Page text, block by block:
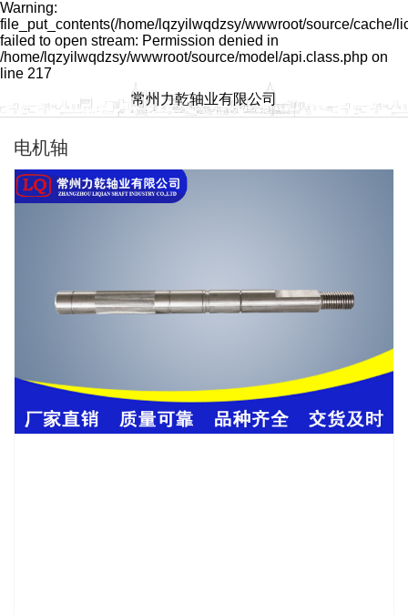
Warning:
file_put_contents(/home/lqzyilwqdzsy/wwwroot/source/cache/
failed to open stream: Permission denied in
/home/lqzyilwqdzsy/wwwroot/source/model/api.class.php on
line 217
常州力乾轴业有限公司
电机轴